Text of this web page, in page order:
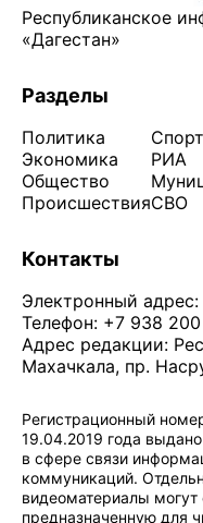
Республиканское
«Дагестан»
Разделы
Политика
Экономика
Общество
Происшествия
Спорт
РИА
СВО
Контакты
Электронный адрес:
Телефон: +7 938
Адрес редакции:
Махачкала, пр.
Регистрационный
19.04.2019 года
в сфере связи
коммуникаций.
видеоматериалы
предназначенную для